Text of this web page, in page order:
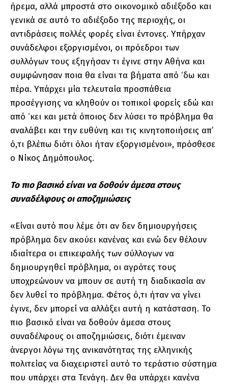
ήρεμα, αλλά μπροστά στο οικονομικό αδιέξοδο και
γενικά σε αυτό το αδιέξοδο της περιοχής, οι
αντιδράσεις πολλές φορές είναι έντονες. Υπήρχαν
συνάδελφοι εξοργισμένοι, οι πρόεδροι των
συλλόγων τους εξηγήσαν τι έγινε στην Αθήνα και
συμφώνησαν ποια θα είναι τα βήματα από ‘δω και
πέρα. Υπάρχει μία τελευταία προσπάθεια
προσέγγισης να κληθούν οι τοπικοί φορείς εδώ και
από ‘κει και μετά όποιος δεν λύσει το πρόβλημα θα
αναλάβει και την ευθύνη και τις κινητοποιήσεις απ’
ό,τι βλέπω διότι όλοι ήταν εξοργισμένοι», πρόσθεσε
ο Νίκος Δημόπουλος.
Το πιο βασικό είναι να δοθούν άμεσα στους
συναδέλφους οι αποζημιώσεις
«Είναι αυτό που λέμε ότι αν δεν δημιουργήσεις
πρόβλημα δεν ακούει κανένας και ενώ δεν θέλουν
ιδιαίτερα οι επικεφαλής των σύλλογων να
δημιουργηθεί πρόβλημα, οι αγρότες τους
υποχρεώνουν να μπουν σε αυτή τη διαδικασία αν
δεν λυθεί το πρόβλημα. Φέτος ό,τι ήταν να γίνει
έγινε, δεν μπορεί να αλλάξει αυτή η κατάσταση. Το
πιο βασικό είναι να δοθούν άμεσα στους
συναδέλφους οι αποζημιώσεις, διότι έμειναν
άνεργοι λόγω της ανικανότητας της ελληνικής
πολιτείας να διαχειριστεί αυτό το τεράστιο σύστημα
που υπάρχει στα Τενάγη. Δεν θα υπάρχει κανένα